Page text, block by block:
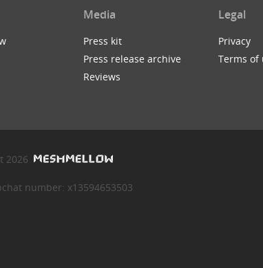
Media
Press kit
Press release archive
Reviews
Legal
Privacy
Terms of
2026
number: x13594653503